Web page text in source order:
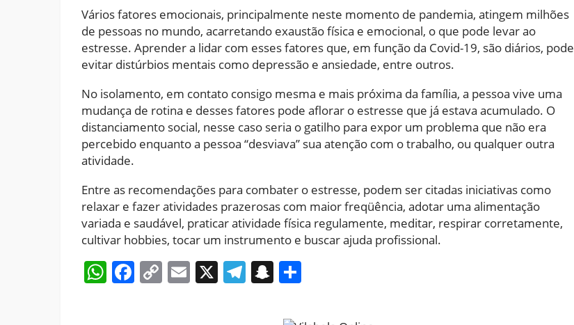
Vários fatores emocionais, principalmente neste momento de pandemia, atingem milhões
de pessoas no mundo, acarretando exaustão física e emocional, o que pode levar ao
estresse. Aprender a lidar com esses fatores que, em função da Covid-19, são diários, pode
evitar distúrbios mentais como depressão e ansiedade, entre outros.
No isolamento, em contato consigo mesma e mais próxima da família, a pessoa vive uma
mudança de rotina e desses fatores pode aflorar o estresse que já estava acumulado. O
distanciamento social, nesse caso seria o gatilho para expor um problema que não era
percebido enquanto a pessoa “desviava” sua atenção com o trabalho, ou qualquer outra
atividade.
Entre as recomendações para combater o estresse, podem ser citadas iniciativas como
relaxar e fazer atividades prazerosas com maior freqüência, adotar uma alimentação
variada e saudável, praticar atividade física regulamente, meditar, respirar corretamente,
cultivar hobbies, tocar um instrumento e buscar ajuda profissional.
WhatsApp
Facebook
CopyEmail
X Telegram
Snapchat